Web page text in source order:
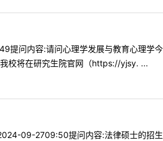
问内容:请问心理学发展与教育心理学
校将在研究生院官网（https://yjsy. ...
09-2709:50提问内容:法律硕士的招